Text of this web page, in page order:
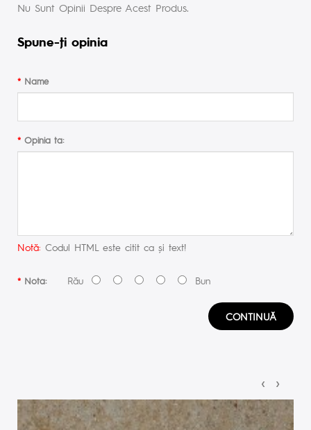
Nu Sunt Opinii Despre Acest Produs.
Spune-ţi opinia
Name
Opinia ta:
Notă: Codul HTML este citit ca şi text!
Nota:Rău Bun
CONTINUĂ
‹ ›